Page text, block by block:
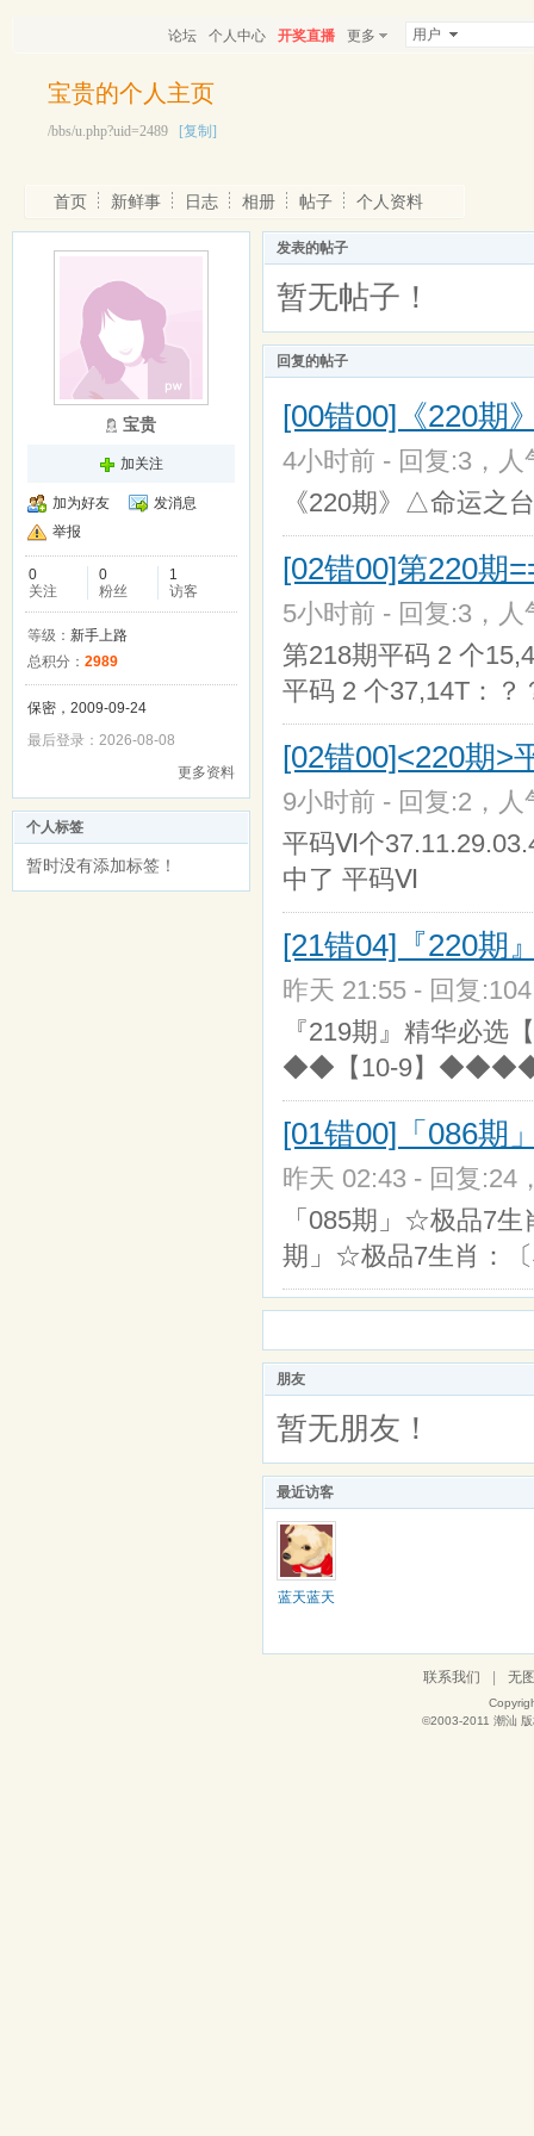
论坛 个人中心 开奖直播 更多 用户
宝贵的个人主页
/bbs/u.php?uid=2489 [复制]
首页 新鲜事 日志 相册 帖子 个人资料
宝贵
加关注
加为好友
发消息
举报
0
关注
0
粉丝
1
访客
等级： 新手上路
总积分： 2989
保密，2009-09-24
最后登录：2026-08-08
更多资料
个人标签
暂时没有添加标签！
发表的帖子
暂无帖子！
回复的帖子
[00错00]《220期
4小时前 - 回复:3，
《220期》△命运之
[02错00]第220期
5小时前 - 回复:3，
第218期平码 2 个
平码 2 个37,14T：？
[02错00]<220期>
9小时前 - 回复:2，
平码Ⅵ个
中了 平码Ⅵ
[21错04]『220期
昨天 21:55 - 回复
『219期』精华
◆◆【10-9】
[01错00]「086期
昨天 02:43 - 回复:24
「085期」☆极品7
期」☆极品7生肖：
朋友
暂无朋友！
最近访客
蓝天蓝天
联系我们 无
©2003-2011 潮汕